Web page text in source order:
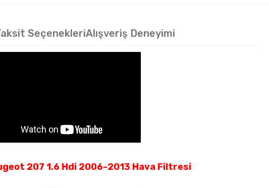
SeçenekleriAlışveriş Deneyimi
207 1.6 Hdi 2006-2013 Hava Filtresi